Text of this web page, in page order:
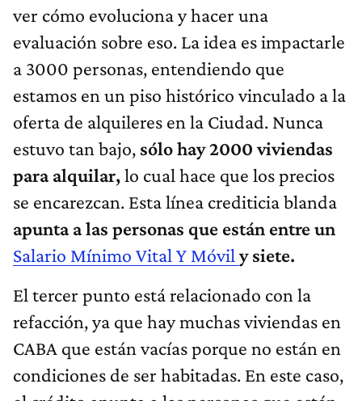
ver cómo evoluciona y hacer una
evaluación sobre eso. La idea es impactarle
a 3000 personas, entendiendo que
estamos en un piso histórico vinculado a la
oferta de alquileres en la Ciudad. Nunca
estuvo tan bajo, sólo hay 2000 viviendas
para alquilar,lo cual hace que los precios
se encarezcan. Esta línea crediticia blanda
apunta a las personas que están entre un
Salario Mínimo Vital Y Móvil y siete.
El tercer punto está relacionado con la
refacción, ya que hay muchas viviendas en
CABA que están vacías porque no están en
condiciones de ser habitadas. En este caso,